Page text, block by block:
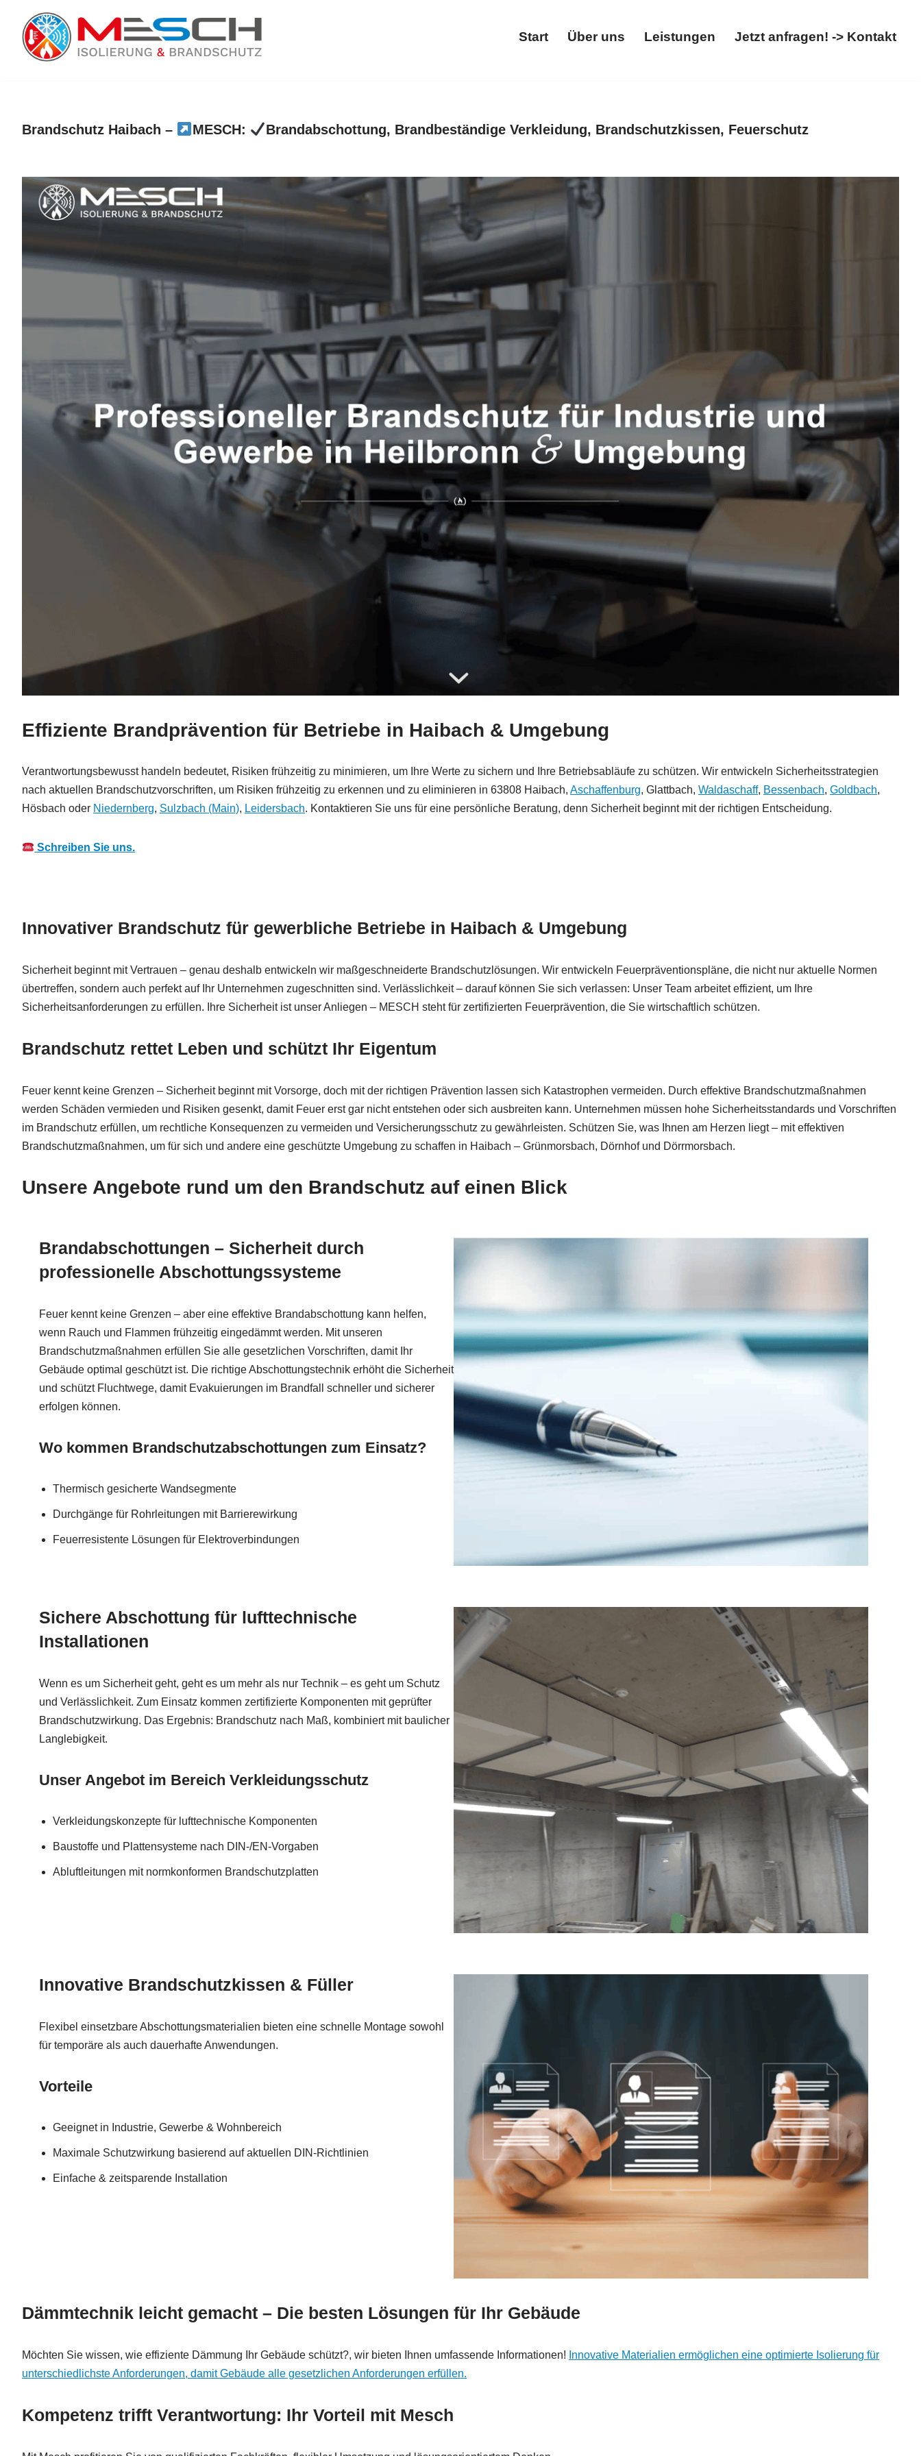
Zum
Inhalt
Start Über uns Leistungen Jetzt anfragen! -> Kontakt
Brandschutz Haibach – MESCH: Brandabschottung, Brandbeständige Verkleidung, Brandschutzkissen, Feuerschutz
Effiziente Brandprävention für Betriebe in Haibach & Umgebung
Verantwortungsbewusst handeln bedeutet, Risiken frühzeitig zu minimieren, um Ihre Werte zu sichern und Ihre Betriebsabläufe zu schützen. Wir entwickeln Sicherheitsstrategien
nach aktuellen Brandschutzvorschriften, um Risiken frühzeitig zu erkennen und zu eliminieren in 63808 Haibach, Aschaffenburg, Glattbach, Waldaschaff, Bessenbach, Goldbach,
Hösbach oder Niedernberg, Sulzbach (Main), Leidersbach. Kontaktieren Sie uns für eine persönliche Beratung, denn Sicherheit beginnt mit der richtigen Entscheidung.
Schreiben Sie uns.
Innovativer Brandschutz für gewerbliche Betriebe in Haibach & Umgebung
Sicherheit beginnt mit Vertrauen – genau deshalb entwickeln wir maßgeschneiderte Brandschutzlösungen. Wir entwickeln Feuerpräventionspläne, die nicht nur aktuelle Normen
übertreffen, sondern auch perfekt auf Ihr Unternehmen zugeschnitten sind. Verlässlichkeit – darauf können Sie sich verlassen: Unser Team arbeitet effizient, um Ihre
Sicherheitsanforderungen zu erfüllen. Ihre Sicherheit ist unser Anliegen – MESCH steht für zertifizierten Feuerprävention, die Sie wirtschaftlich schützen.
Brandschutz rettet Leben und schützt Ihr Eigentum
Feuer kennt keine Grenzen – Sicherheit beginnt mit Vorsorge, doch mit der richtigen Prävention lassen sich Katastrophen vermeiden. Durch effektive Brandschutzmaßnahmen
werden Schäden vermieden und Risiken gesenkt, damit Feuer erst gar nicht entstehen oder sich ausbreiten kann. Unternehmen müssen hohe Sicherheitsstandards und Vorschriften
im Brandschutz erfüllen, um rechtliche Konsequenzen zu vermeiden und Versicherungsschutz zu gewährleisten. Schützen Sie, was Ihnen am Herzen liegt – mit effektiven
Brandschutzmaßnahmen, um für sich und andere eine geschützte Umgebung zu schaffen in Haibach – Grünmorsbach, Dörnhof und Dörrmorsbach.
Unsere Angebote rund um den Brandschutz auf einen Blick
Brandabschottungen – Sicherheit durch
professionelle Abschottungssysteme
Feuer kennt keine Grenzen – aber eine effektive Brandabschottung kann helfen,
wenn Rauch und Flammen frühzeitig eingedämmt werden. Mit unseren
Brandschutzmaßnahmen erfüllen Sie alle gesetzlichen Vorschriften, damit Ihr
Gebäude optimal geschützt ist. Die richtige Abschottungstechnik erhöht die Sicherheit
und schützt Fluchtwege, damit Evakuierungen im Brandfall schneller und sicherer
erfolgen können.
Wo kommen Brandschutzabschottungen zum Einsatz?
Thermisch gesicherte Wandsegmente
Durchgänge für Rohrleitungen mit Barrierewirkung
Feuerresistente Lösungen für Elektroverbindungen
Sichere Abschottung für lufttechnische
Installationen
Wenn es um Sicherheit geht, geht es um mehr als nur Technik – es geht um Schutz
und Verlässlichkeit. Zum Einsatz kommen zertifizierte Komponenten mit geprüfter
Brandschutzwirkung. Das Ergebnis: Brandschutz nach Maß, kombiniert mit baulicher
Langlebigkeit.
Unser Angebot im Bereich Verkleidungsschutz
Verkleidungskonzepte für lufttechnische Komponenten
Baustoffe und Plattensysteme nach DIN-/EN-Vorgaben
Abluftleitungen mit normkonformen Brandschutzplatten
Innovative Brandschutzkissen & Füller
Flexibel einsetzbare Abschottungsmaterialien bieten eine schnelle Montage sowohl
für temporäre als auch dauerhafte Anwendungen.
Vorteile
Geeignet in Industrie, Gewerbe & Wohnbereich
Maximale Schutzwirkung basierend auf aktuellen DIN-Richtlinien
Einfache & zeitsparende Installation
Dämmtechnik leicht gemacht – Die besten Lösungen für Ihr Gebäude
Möchten Sie wissen, wie effiziente Dämmung Ihr Gebäude schützt?, wir bieten Ihnen umfassende Informationen! Innovative Materialien ermöglichen eine optimierte Isolierung für
unterschiedlichste Anforderungen, damit Gebäude alle gesetzlichen Anforderungen erfüllen.
Kompetenz trifft Verantwortung: Ihr Vorteil mit Mesch